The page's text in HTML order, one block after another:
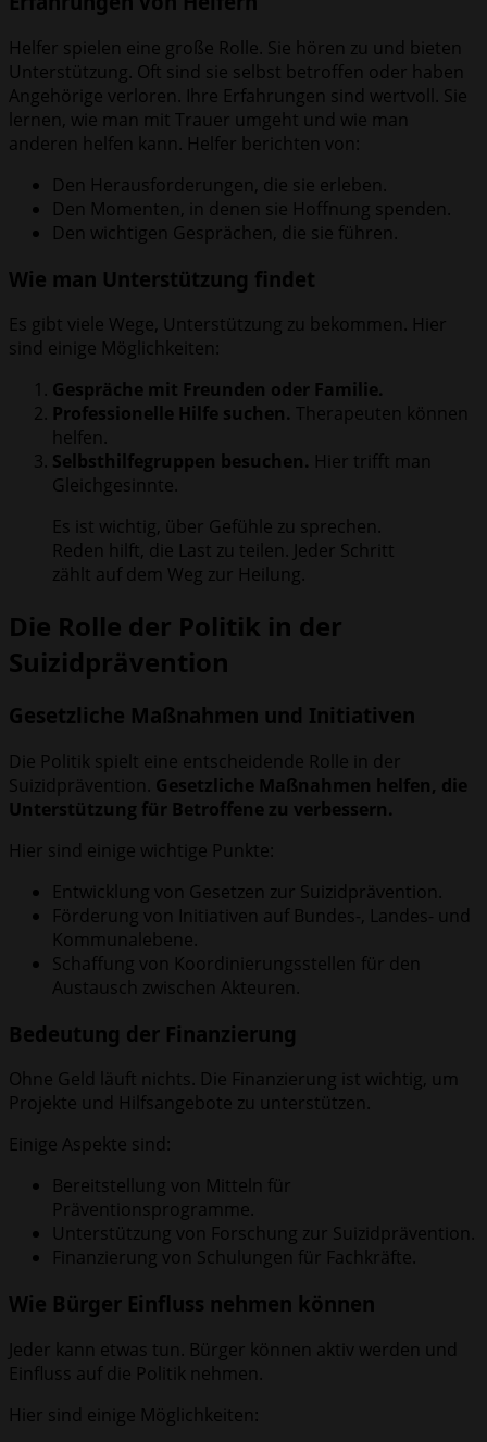
Helfer spielen eine große Rolle. Sie hören zu und bieten
Unterstützung. Oft sind sie selbst betroffen oder haben
Angehörige verloren. Ihre Erfahrungen sind wertvoll. Sie
lernen, wie man mit Trauer umgeht und wie man
anderen helfen kann. Helfer berichten von:
Den Herausforderungen, die sie erleben.
Den Momenten, in denen sie Hoffnung spenden.
Den wichtigen Gesprächen, die sie führen.
Wie man Unterstützung findet
Es gibt viele Wege, Unterstützung zu bekommen. Hier
sind einige Möglichkeiten:
Gespräche mit Freunden oder Familie.
Professionelle Hilfe suchen. Therapeuten können
helfen.
Selbsthilfegruppen besuchen. Hier trifft man
Gleichgesinnte.
Es ist wichtig, über Gefühle zu sprechen.
Reden hilft, die Last zu teilen. Jeder Schritt
zählt auf dem Weg zur Heilung.
Die Rolle der Politik in der
Suizidprävention
Gesetzliche Maßnahmen und Initiativen
Die Politik spielt eine entscheidende Rolle in der
Suizidprävention. Gesetzliche Maßnahmen helfen, die
Unterstützung für Betroffene zu verbessern.
Hier sind einige wichtige Punkte:
Entwicklung von Gesetzen zur Suizidprävention.
Förderung von Initiativen auf Bundes-, Landes- und
Kommunalebene.
Schaffung von Koordinierungsstellen für den
Austausch zwischen Akteuren.
Bedeutung der Finanzierung
Ohne Geld läuft nichts. Die Finanzierung ist wichtig, um
Projekte und Hilfsangebote zu unterstützen.
Einige Aspekte sind:
Bereitstellung von Mitteln für
Präventionsprogramme.
Unterstützung von Forschung zur Suizidprävention.
Finanzierung von Schulungen für Fachkräfte.
Wie Bürger Einfluss nehmen können
Jeder kann etwas tun. Bürger können aktiv werden und
Einfluss auf die Politik nehmen.
Hier sind einige Möglichkeiten: